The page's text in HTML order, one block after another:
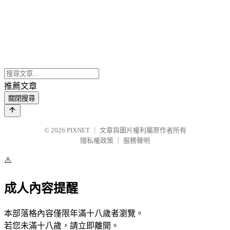
推薦文章
關閉搜尋
© 2026 PIXNET
文章與圖片權利屬原作者所有
隱私權政策
服務聲明
⚠️
成人內容提醒
本部落格內容僅限年滿十八歲者瀏覽。
若您未滿十八歲，請立即離開。